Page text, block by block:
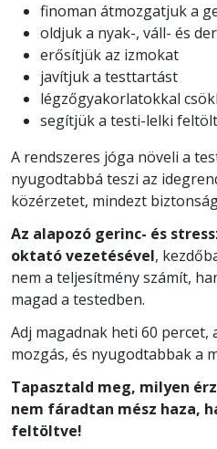
finoman átmozgatjuk a
oldjuk a nyak-, váll- és
erősítjük az izmokat
javítjuk a testtartást
légzőgyakorlatokkal
segítjük a testi-lelki
A rendszeres jóga növeli a
nyugodtabbá teszi az
közérzetet, mindezt
Az alapozó gerinc- és
oktató vezetésével,
nem a teljesítmény számít,
magad a testedben.
Adj magadnak heti 60 percet,
mozgás, és nyugodtabbak a
Tapasztald meg, milyen
nem fáradtan mész haza,
feltöltve!